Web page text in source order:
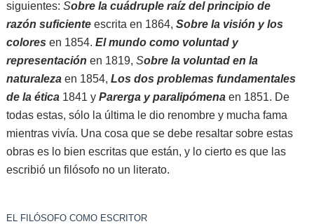
siguientes: Sobre la cuádruple raíz del principio de
razón suficiente escrita en 1864, Sobre la visión y los
colores en 1854. El mundo como voluntad y
representación en 1819, Sobre la voluntad en la
naturaleza en 1854, Los dos problemas fundamentales
de la ética1841 y Parerga y paralipómena en 1851. De
todas estas, sólo la última le dio renombre y mucha fama
mientras vivía. Una cosa que se debe resaltar sobre estas
obras es lo bien escritas que están, y lo cierto es que las
escribió un filósofo no un literato.
EL FILÓSOFO COMO ESCRITOR